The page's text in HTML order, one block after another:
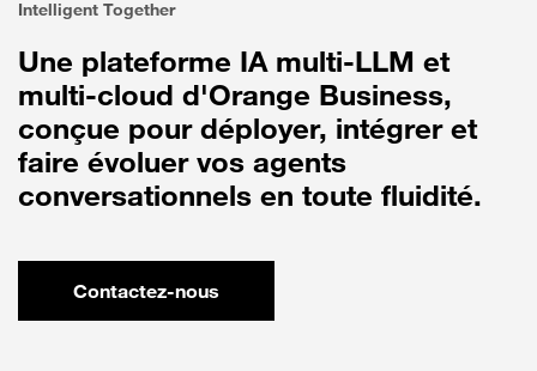
Intelligent Together
Une plateforme IA multi-LLM et
multi-cloud d'Orange Business,
conçue pour déployer, intégrer et
faire évoluer vos agents
conversationnels en toute fluidité.
Contactez-nous